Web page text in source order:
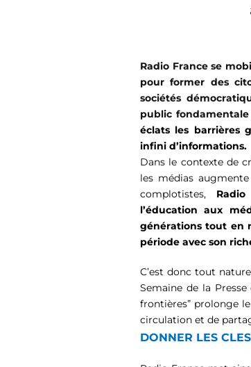
Radio France se
pour former des
sociétés
public fondamentale
éclats les barrières
infini d’informations.
Dans le contexte de
les médias
complotistes,
l’éducation aux
générations tout en r
période avec son
C’est donc tout
Semaine de la
frontières” prolonge
circulation et de
DONNER LES